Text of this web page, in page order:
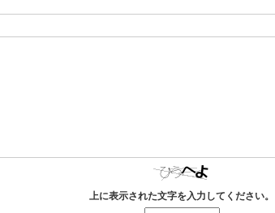
上に表示された文字を入力してください。